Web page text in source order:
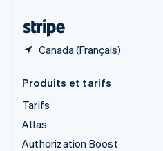
Canada (Français)
Produits et tarifs
Tarifs
Atlas
Authorization Boost